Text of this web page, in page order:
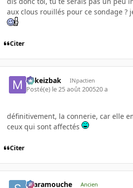
aux clous rouillés pour ce sondage ?
Citer
Mikeizbak INpactien
Posté(e) le 25 août 200520 a
définitivement, la connerie, car elle
ceux qui sont affectés
Citer
Scaramouche Ancien